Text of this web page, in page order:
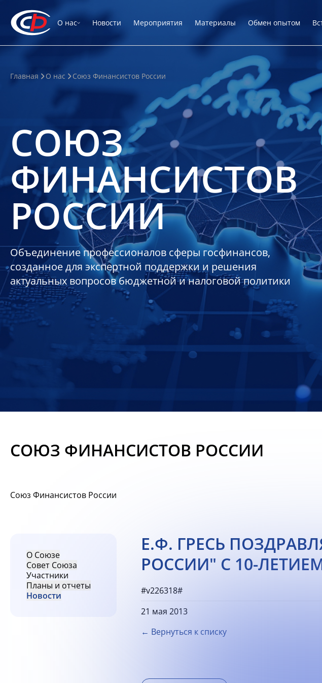
О нас Новости Мероприятия Материалы Обмен опытом
Главная О нас Союз Финансистов России
СОЮЗ
ФИНАНСИСТОВ
РОССИИ
Объединение профессионалов сферы госфинансов,
созданное для экспертной поддержки и решения
актуальных вопросов бюджетной и налоговой политики
СОЮЗ ФИНАНСИСТОВ РОССИИ
Союз Финансистов России
О Союзе
Совет Союза
Участники
Планы и отчеты
Новости
Е.Ф. ГРЕСЬ
РОССИИ" С 10-
#v226318#
21 мая 2013
← Вернуться к списку